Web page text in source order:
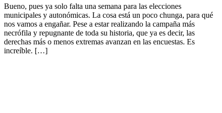
Bueno, pues ya solo falta una semana para las elecciones
municipales y autonómicas. La cosa está un poco chunga, para qué
nos vamos a engañar. Pese a estar realizando la campaña más
necrófila y repugnante de toda su historia, que ya es decir, las
derechas más o menos extremas avanzan en las encuestas. Es
increíble. […]